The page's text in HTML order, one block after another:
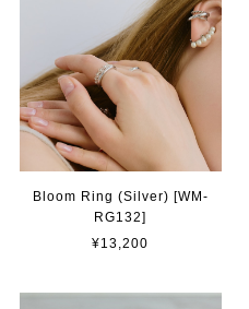
Bloom Ring (Silver) [WM-
RG132]
¥13,200